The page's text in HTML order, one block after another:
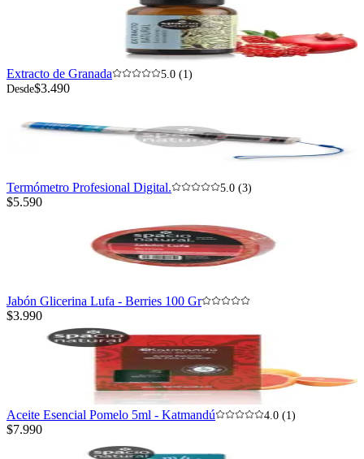
Extracto de Granada
5.0 (1)
Desde$3.490
Termómetro Profesional Digital. 5.0 (3)
$5.590
Jabón Glicerina Lufa - Berries 100 Gr
$3.990
Aceite Esencial Pomelo 5ml - Katmandú 4.0 (1)
$7.990